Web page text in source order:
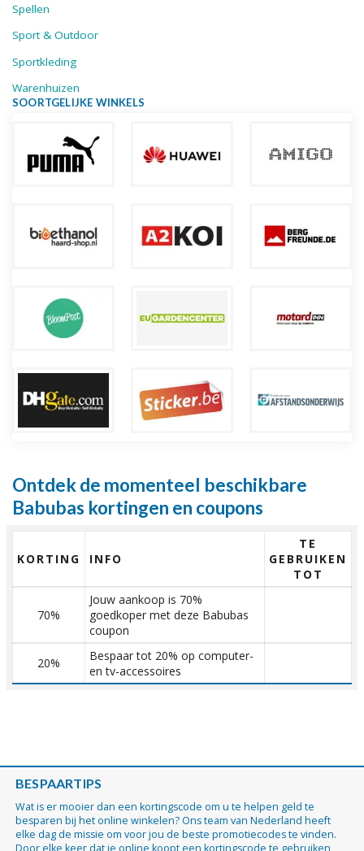
Spellen
Sport & Outdoor
Sportkleding
Warenhuizen
SOORTGELIJKE WINKELS
Ontdek de momenteel beschikbare
Babubas kortingen en coupons
KORTING INFO
TE
GEBRUIKEN
TOT
70%
Jouw aankoop is 70%
goedkoper met deze Babubas
coupon
20%
Bespaar tot 20% op computer-
en tv-accessoires
BESPAARTIPS
Wat is er mooier dan een kortingscode om u te helpen geld te
besparen bij het online winkelen? Ons team van Nederland heeft
elke dag de missie om voor jou de beste promotiecodes te vinden.